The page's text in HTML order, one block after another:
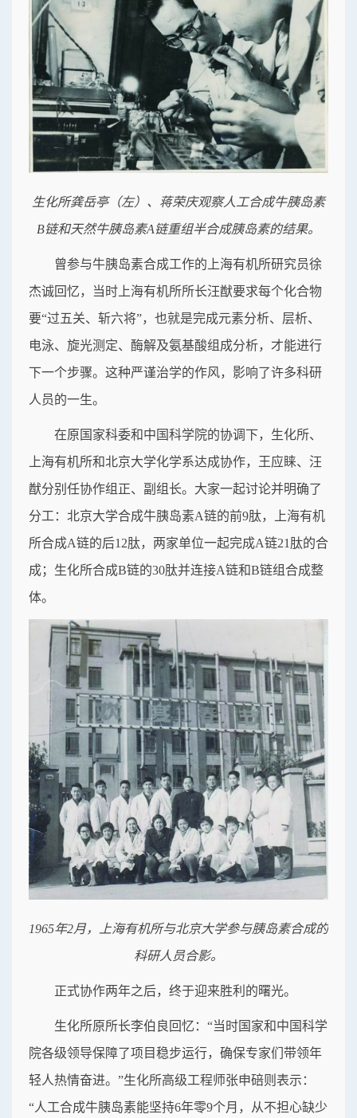
生化所龚岳亭（左）、蒋荣庆观察人工合成牛胰岛素
B链和天然牛胰岛素A链重组半合成胰岛素的结果。
曾参与牛胰岛素合成工作的上海有机所研究员徐
杰诚回忆，当时上海有机所所长汪猷要求每个化合物
要“过五关、斩六将”，也就是完成元素分析、层析、
电泳、旋光测定、酶解及氨基酸组成分析，才能进行
下一个步骤。这种严谨治学的作风，影响了许多科研
人员的一生。
在原国家科委和中国科学院的协调下，生化所、
上海有机所和北京大学化学系达成协作，王应睐、汪
猷分别任协作组正、副组长。大家一起讨论并明确了
分工：北京大学合成牛胰岛素A链的前9肽，上海有机
所合成A链的后12肽，两家单位一起完成A链21肽的合
成；生化所合成B链的30肽并连接A链和B链组合成整
体。
1965年2月，上海有机所与北京大学参与胰岛素合成的
科研人员合影。
正式协作两年之后，终于迎来胜利的曙光。
生化所原所长李伯良回忆：“当时国家和中国科学
院各级领导保障了项目稳步运行，确保专家们带领年
轻人热情奋进。”生化所高级工程师张申碚则表示：
“人工合成牛胰岛素能坚持6年零9个月，从不担心缺少